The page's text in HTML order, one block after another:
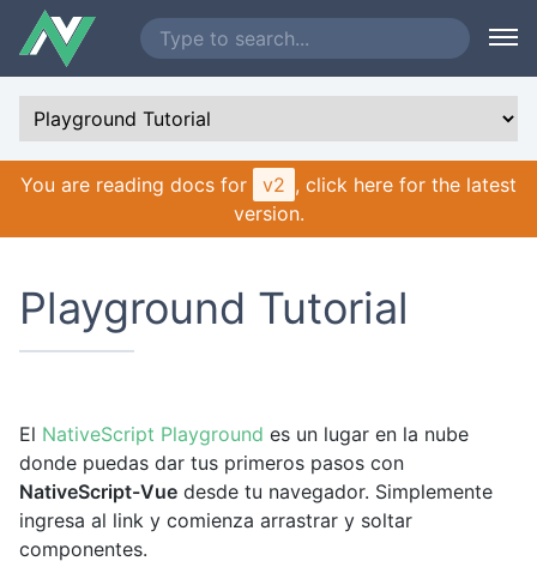
You are reading docs for v2 , click here for the latest
version.
Playground Tutorial
El NativeScript Playground es un lugar en la nube
donde puedas dar tus primeros pasos con
NativeScript-Vue desde tu navegador. Simplemente
ingresa al link y comienza arrastrar y soltar
componentes.